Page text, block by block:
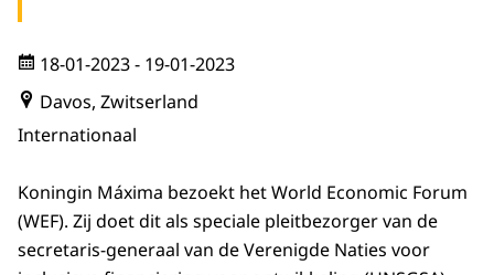
18-01-2023- 19-01-2023
Davos, Zwitserland
Internationaal
Koningin Máxima bezoekt het World Economic Forum
(WEF). Zij doet dit als speciale pleitbezorger van de
secretaris-generaal van de Verenigde Naties voor